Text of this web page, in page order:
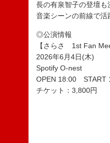
長の有泉智子の登壇も
音楽シーンの前線で活
◎公演情報
【さらさ 1st Fan
2026年6月4日(木)
Spotify O-nest
OPEN 18:00 START
チケット：3,800円